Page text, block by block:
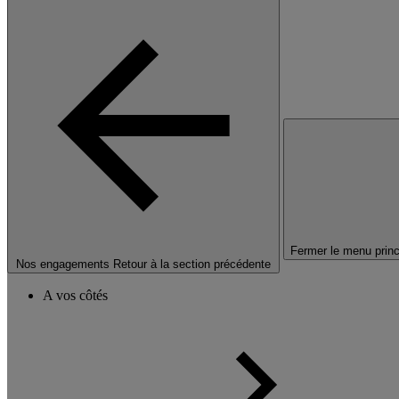
Nos engagements Retour à la section précédente
Fermer le menu
A vos côtés